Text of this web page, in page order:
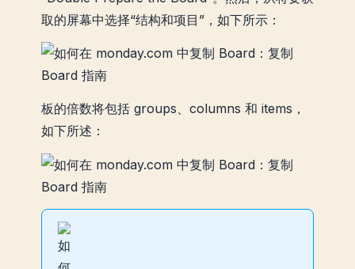
取的屏幕中选择“结构和项目”，如下所示：
板的倍数将包括 groups、columns 和 items，
如下所述：